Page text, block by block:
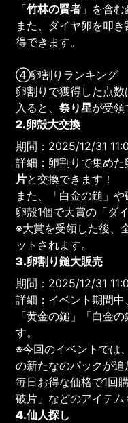
「竹林の賢者 」を含
また、ダイヤ卵を叩
得できます。
④卵割りランキング
卵割りで獲得した点
入ると、祭り星が受領
2.卵殻大交換
期間：2025/12/31
詳細：卵割りで集め
片と交換できます！
また、「白金の鎚」や
卵殻1個で大賞の「ダ
※大賞を受領した後、
ットされます。
3.卵割り鎚大販売
期間：2025/12/31
詳細：イベント期間
「黄金の鎚」「白金
す。
※今回のイベントでは
の新たなのパックが追
毎日お得な価格で1回
破片」などのアイテム
4.仙人探し